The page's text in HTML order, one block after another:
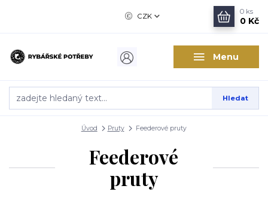
Menu
CZK
Hledat
0 ks
0 Kč
Úvod Pruty Feederové pruty
Feederové
pruty